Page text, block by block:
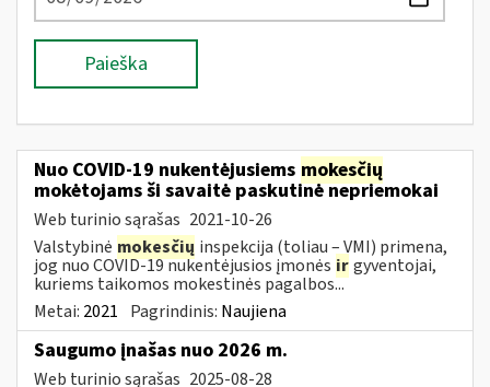
Paieška
Nuo COVID-19 nukentėjusiems mokesčių
mokėtojams ši savaitė paskutinė nepriemokai
Web turinio sąrašas 2021-10-26
Valstybinė mokesčių inspekcija (toliau – VMI) primena,
jog nuo COVID-19 nukentėjusios įmonės irgyventojai,
kuriems taikomos mokestinės pagalbos...
Metai: 2021 Pagrindinis: Naujiena
Saugumo įnašas nuo 2026 m.
Web turinio sąrašas 2025-08-28